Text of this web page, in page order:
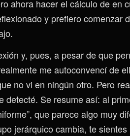
ahora hacer el cálculo de en
y prefiero comenzar
y, pues, a pesar de que
me autoconvencí de
no vi en ningún otro. Pero
detecté. Se resume así: al
que parece algo muy
jerárquico cambia, te